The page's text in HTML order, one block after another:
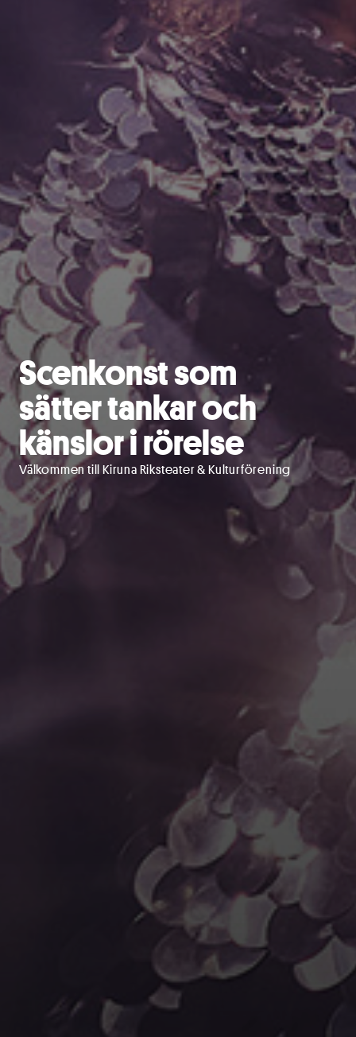
Scenkonst som
sätter tankar och
känslor i rörelse
Välkommen till Kiruna Riksteater & Kulturförening